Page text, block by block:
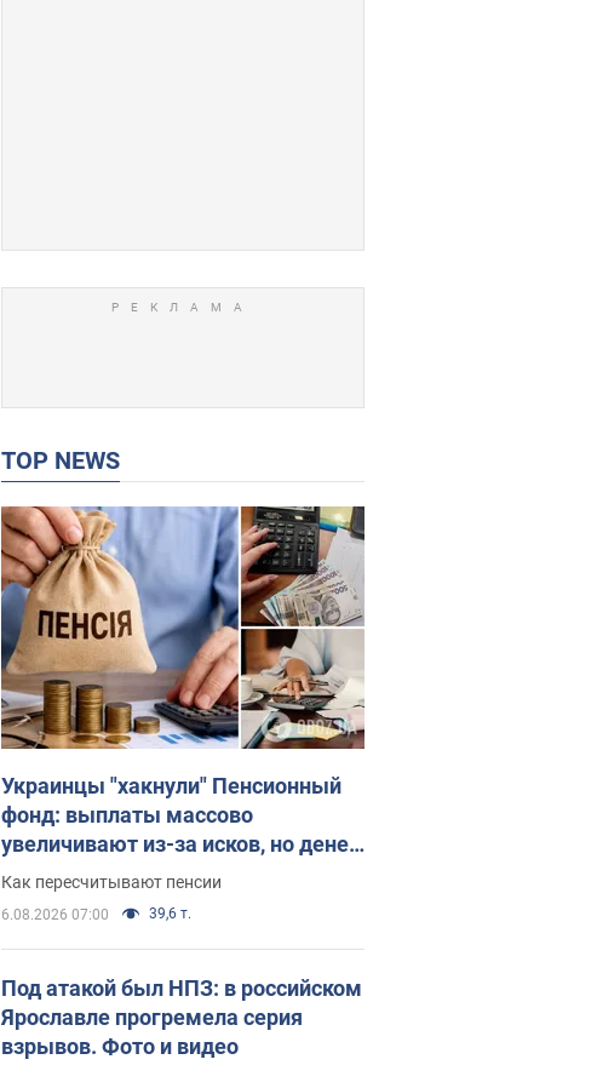
TOP NEWS
Украинцы "хакнули" Пенсионный
фонд: выплаты массово
увеличивают из-за исков, но денег
не хватает
Как пересчитывают пенсии
6.08.2026 07:00 39,6 т.
Под атакой был НПЗ: в российском
Ярославле прогремела серия
взрывов. Фото и видео